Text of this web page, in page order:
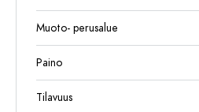
Muoto- perusalue
Paino
Tilavuus